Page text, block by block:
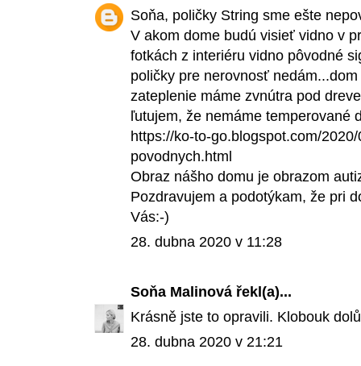
Soňa, poličky String sme ešte
V akom dome budú visieť vidno v
fotkách z interiéru vidno pôvodné
poličky pre nerovnosť
zateplenie máme zvnútra pod
ľutujem, že nemáme temperované
https://ko-to-go.blogspot.com/
povodnych.html
Obraz nášho domu je obrazom
Pozdravujem a podotýkam, že pri
Vás:-)
28. dubna 2020 v 11:28
Soňa Malinová řekl(a)...
Krásně jste to opravili. Klobouk
28. dubna 2020 v 21:21